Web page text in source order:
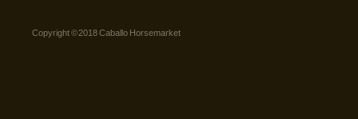
Copyright © 2018 Caballo Horsemarket